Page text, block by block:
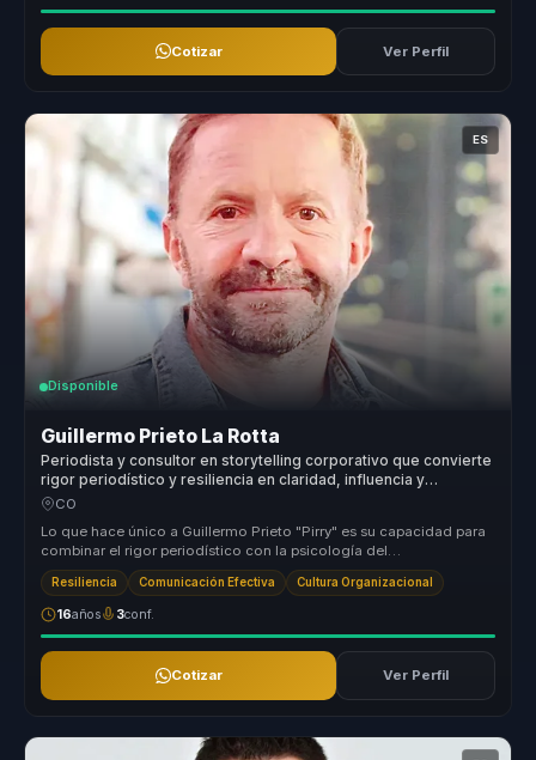
Cotizar Ver Perfil
ES
Disponible
Guillermo Prieto La Rotta
Periodista y consultor en storytelling corporativo que convierte
rigor periodístico y resiliencia en claridad, influencia y
confianza para líderes y voceros.
CO
Lo que hace único a Guillermo Prieto "Pirry" es su capacidad para
combinar el rigor periodístico con la psicología del
comportamiento, of...
Resiliencia Comunicación Efectiva Cultura Organizacional
16años 3conf.
Cotizar Ver Perfil